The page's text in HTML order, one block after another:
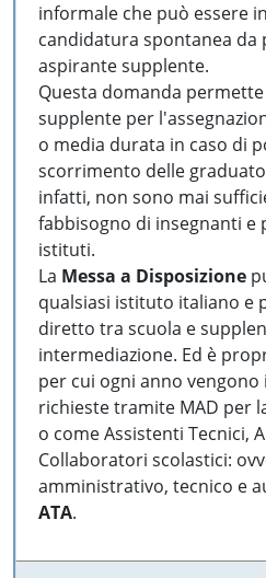
informale che può essere
candidatura spontanea da
aspirante supplente.
Questa domanda
supplente per
o media durata in caso di
scorrimento delle
infatti, non sono mai
fabbisogno di insegnanti e
istituti.
La Messa a Disposizione
qualsiasi istituto italiano e
diretto tra scuola e
intermediazione. Ed è
per cui ogni anno vengono
richieste tramite MAD per
o come Assistenti Tecnici,
Collaboratori scolastici:
amministrativo, tecnico e
ATA.